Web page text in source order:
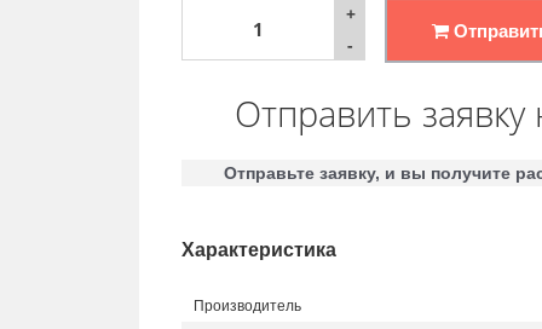
+
-
Отправить
Отправьте заявку, и вы получите
Характеристика
Производитель